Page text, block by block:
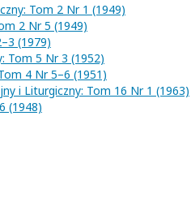
Tom 2 Nr 1 (1949)
2 Nr 5 (1949)
(1979)
Tom 5 Nr 3 (1952)
4 Nr 5–6 (1951)
i Liturgiczny: Tom 16 Nr 1 (1963)
(1948)